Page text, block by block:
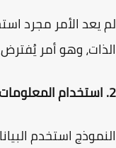
الأمر مجرد
وهو أمر يُفترض
استخدم